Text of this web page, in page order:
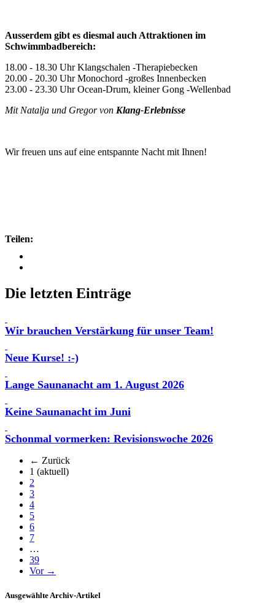
Ausserdem gibt es diesmal auch Attraktionen im
Schwimmbadbereich:
18.00 - 18.30 Uhr Klangschalen -Therapiebecken
20.00 - 20.30 Uhr Monochord -großes Innenbecken
23.00 - 23.30 Uhr Ocean-Drum, kleiner Gong -Wellenbad
Mit Natalja und Gregor von Klang-Erlebnisse
Wir freuen uns auf eine entspannte Nacht mit Ihnen!
Teilen:
Die letzten Einträge
Wir brauchen Verstärkung für unser Team!
Neue Kurse! :-)
Lange Saunanacht am 1. August 2026
Keine Saunanacht im Juni
Schonmal vormerken: Revisionswoche 2026
← Zurück
1 (aktuell)
2
3
4
5
6
7
…
39
Vor →
Ausgewählte Archiv-Artikel